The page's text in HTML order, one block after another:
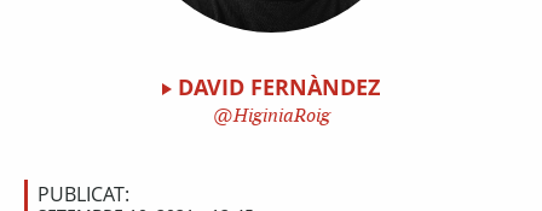
DAVID FERNÀNDEZ
HiginiaRoig
PUBLICAT: